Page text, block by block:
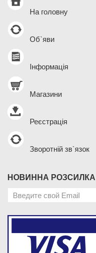
На головну
Об`яви
Інформація
Магазини
Реєстрація
Зворотній зв`язок
НОВИННА РОЗСИЛКА